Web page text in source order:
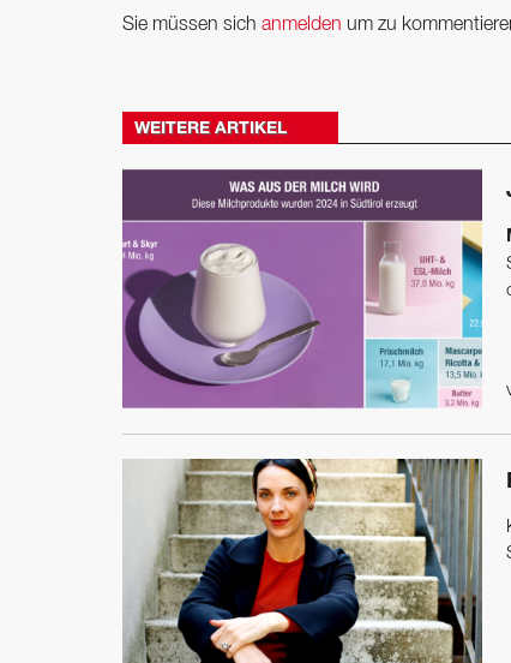
Sie müssen sich anmelden um zu
WEITERE ARTIKEL